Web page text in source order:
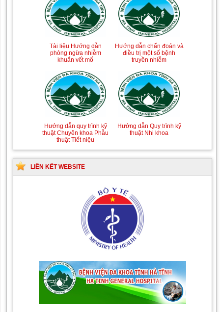
Tài liệu Hướng dẫn
phòng ngừa nhiễm
khuẩn vết mổ
Hướng dẫn chẩn đoán và
điều trị một số bệnh
truyền nhiễm
Hướng dẫn quy trình kỹ
thuật Chuyên khoa Phẫu
thuật Tiết niệu
Hướng dẫn Quy trình kỹ
thuật Nhi khoa
LIÊN KẾT WEBSITE